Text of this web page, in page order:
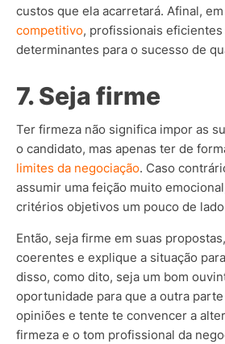
custos que ela acarretará. Afinal,
competitivo, profissionais eficientes
determinantes para o sucesso de
7. Seja firme
Ter firmeza não significa impor as
o candidato, mas apenas ter de
limites da negociação. Caso
assumir uma feição muito
critérios objetivos um pouco de
Então, seja firme em suas
coerentes e explique a situação
disso, como dito, seja um bom
oportunidade para que a outra
opiniões e tente te convencer a
firmeza e o tom profissional da